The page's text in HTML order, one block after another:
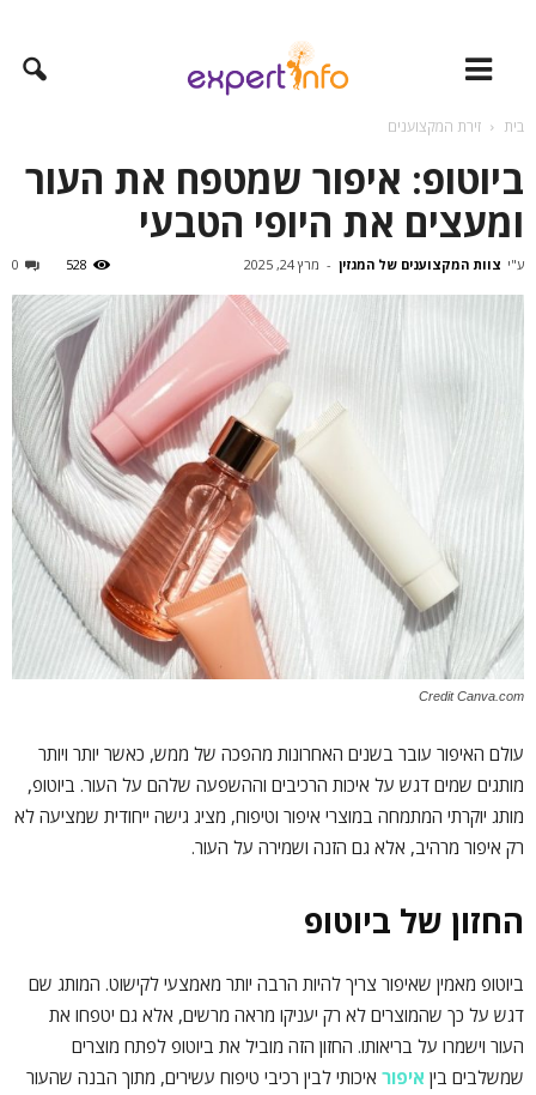
בית זירת המקצוענים
ביוטופ: איפור שמטפח את העור
ומעצים את היופי הטבעי
ע"י צוות המקצוענים של המגזין - מרץ 24, 2025 0 528
Credit Canva.com
עולם האיפור עובר בשנים האחרונות מהפכה של ממש, כאשר יותר ויותר
מותגים שמים דגש על איכות הרכיבים וההשפעה שלהם על העור. ביוטופ,
מותג יוקרתי המתמחה במוצרי איפור וטיפוח, מציג גישה ייחודית שמציעה לא
רק איפור מרהיב, אלא גם הזנה ושמירה על העור.
החזון של ביוטופ
ביוטופ מאמין שאיפור צריך להיות הרבה יותר מאמצעי לקישוט. המותג שם
דגש על כך שהמוצרים לא רק יעניקו מראה מרשים, אלא גם יטפחו את
העור וישמרו על בריאותו. החזון הזה מוביל את ביוטופ לפתח מוצרים
שמשלבים בין איפור איכותי לבין רכיבי טיפוח עשירים, מתוך הבנה שהעור